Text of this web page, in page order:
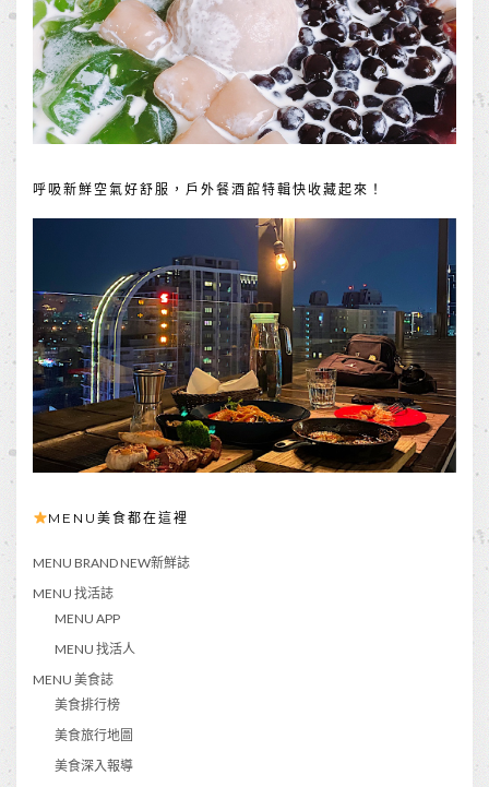
呼吸新鮮空氣好舒服，戶外餐酒館特輯快收藏起來！
MENU美食都在這裡
MENU BRAND NEW新鮮誌
MENU 找活誌
MENU APP
MENU 找活人
MENU 美食誌
美食排行榜
美食旅行地圖
美食深入報導